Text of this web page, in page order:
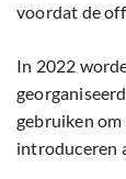
voordat de
In 2022
gebruiken
introduceren